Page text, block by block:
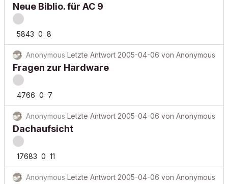
Neue Biblio. für AC 9
5843 0 8
Anonymous Letzte Antwort 2005-04-06 von Anonymous
Fragen zur Hardware
4766 0 7
Anonymous Letzte Antwort 2005-04-06 von Anonymous
Dachaufsicht
17683 0 11
Anonymous Letzte Antwort 2005-04-06 von Anonymous